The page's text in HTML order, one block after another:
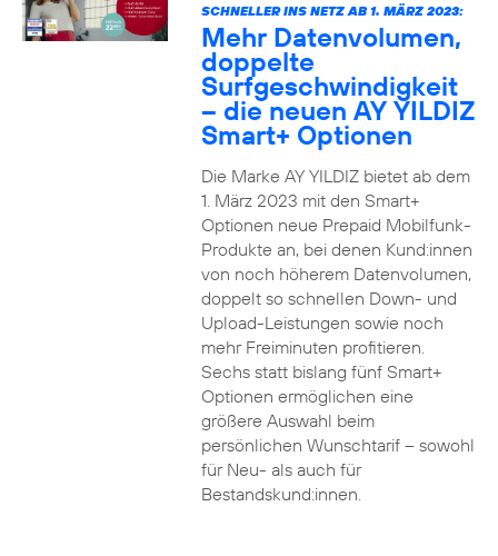
SCHNELLER INS NETZ AB 1. MÄRZ 2023:
Mehr Datenvolumen,
doppelte
Surfgeschwindigkeit
– die neuen AY YILDIZ
Smart+ Optionen
Die Marke AY YILDIZ bietet ab dem
1. März 2023 mit den Smart+
Optionen neue Prepaid Mobilfunk-
Produkte an, bei denen Kund:innen
von noch höherem Datenvolumen,
doppelt so schnellen Down- und
Upload-Leistungen sowie noch
mehr Freiminuten profitieren.
Sechs statt bislang fünf Smart+
Optionen ermöglichen eine
größere Auswahl beim
persönlichen Wunschtarif – sowohl
für Neu- als auch für
Bestandskund:innen.